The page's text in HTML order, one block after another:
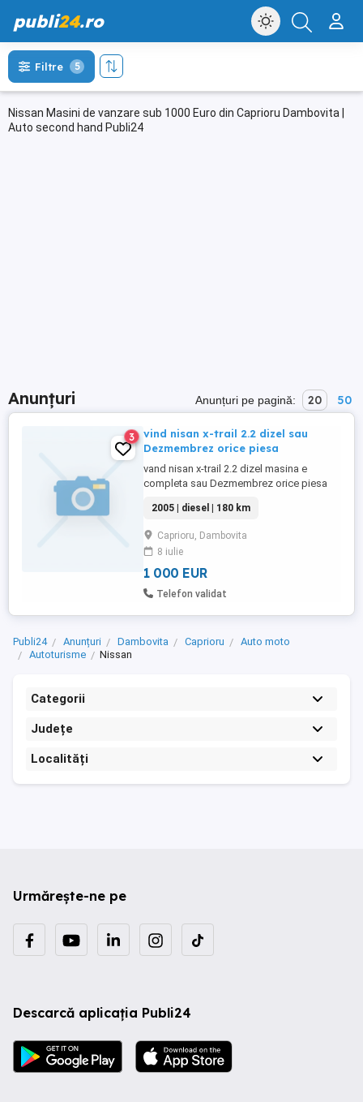
publi24.ro
Nissan Masini de vanzare sub 1000 Euro din Caprioru Dambovita |
Auto second hand Publi24
Filtre 5
Anunțuri Anunțuri pe pagină: 20 50
3
vind nisan x-trail 2.2 dizel sau
Dezmembrez orice piesa
vand nisan x-trail 2.2 dizel masina e
completa sau Dezmembrez orice piesa
2005 | diesel | 180 km
Caprioru, Dambovita
8 iulie
1 000 EUR
Telefon validat
Publi24 Anunțuri Dambovita Caprioru
Auto moto
Autoturisme
Nissan
Categorii
Județe
Localități
Urmărește-ne pe
Descarcă aplicația Publi24